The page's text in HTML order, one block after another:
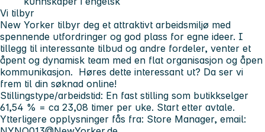
Vi tilbyr
New Yorker tilbyr deg et attraktivt arbeidsmiljø med
spennende utfordringer og god plass for egne ideer. I
tillegg til interessante tilbud og andre fordeler, venter et
åpent og dynamisk team med en flat organisasjon og åpen
kommunikasjon. Høres dette interessant ut? Da ser vi
frem til din søknad online!
Stillingstype/arbeidstid: En fast stilling som butikkselger
61,54 % = ca 23,08 timer per uke. Start etter avtale.
Ytterligere opplysninger fås fra: Store Manager, email: